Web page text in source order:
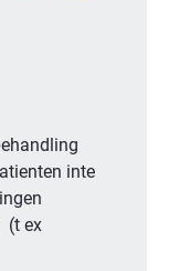
inte
(t ex